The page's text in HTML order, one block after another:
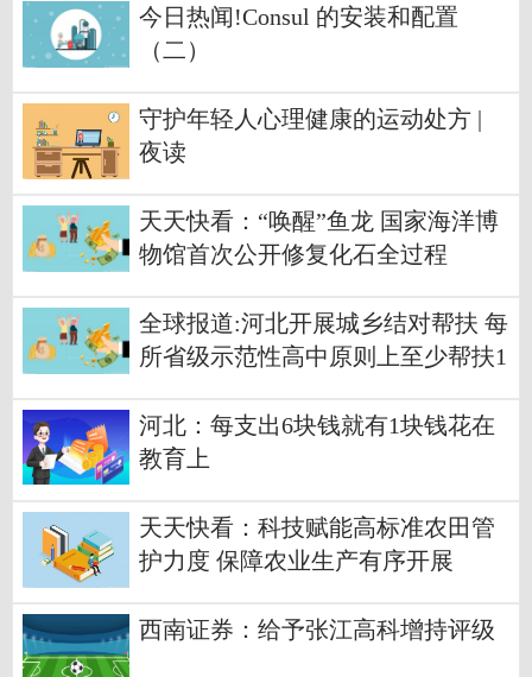
今日热闻!Consul 的安装和配置
（二）
守护年轻人心理健康的运动处方 |
夜读
天天快看：“唤醒”鱼龙 国家海洋博
物馆首次公开修复化石全过程
全球报道:河北开展城乡结对帮扶 每
所省级示范性高中原则上至少帮扶1
河北：每支出6块钱就有1块钱花在
教育上
天天快看：科技赋能高标准农田管
护力度 保障农业生产有序开展
西南证券：给予张江高科增持评级